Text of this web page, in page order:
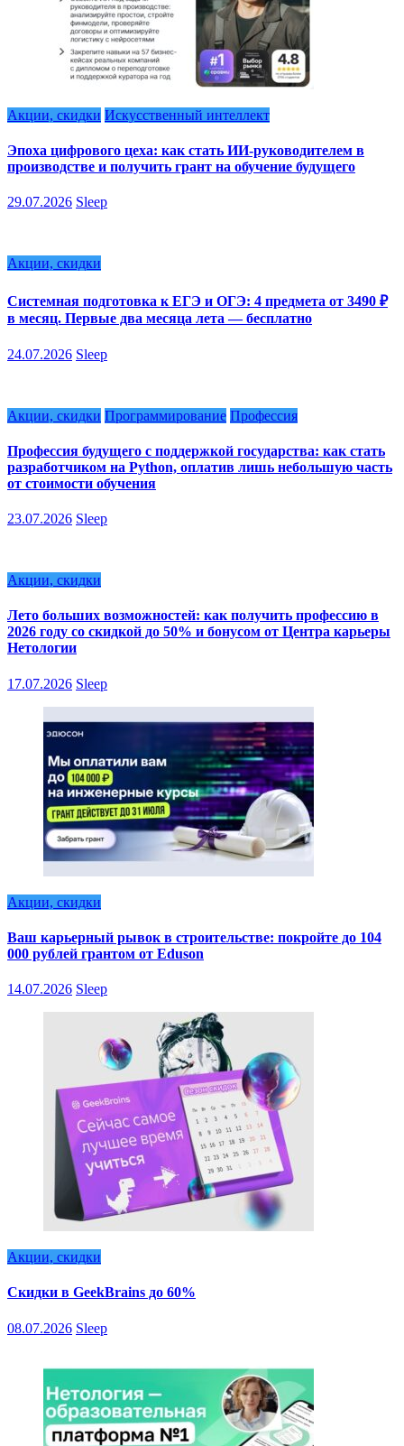
Акции, скидки Искусственный интеллект
Эпоха цифрового цеха: как стать ИИ-руководителем в
производстве и получить грант на обучение будущего
29.07.2026 Sleep
Акции, скидки
Системная подготовка к ЕГЭ и ОГЭ: 4 предмета от 3490 ₽
в месяц. Первые два месяца лета — бесплатно
24.07.2026 Sleep
Акции, скидки Программирование Профессия
Профессия будущего с поддержкой государства: как стать
разработчиком на Python, оплатив лишь небольшую часть
от стоимости обучения
23.07.2026 Sleep
Акции, скидки
Лето больших возможностей: как получить профессию в
2026 году со скидкой до 50% и бонусом от Центра карьеры
Нетологии
17.07.2026 Sleep
Акции, скидки
Ваш карьерный рывок в строительстве: покройте до 104
000 рублей грантом от Eduson
14.07.2026 Sleep
Акции, скидки
Скидки в GeekBrains до 60%
08.07.2026 Sleep